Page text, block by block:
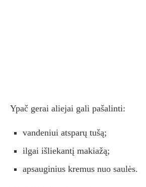
Ypač gerai aliejai gali pašalinti:
vandeniui atsparų tušą;
ilgai išliekantį makiažą;
apsauginius kremus nuo saulės.